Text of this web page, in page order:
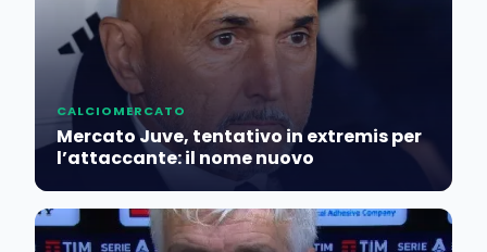
CALCIOMERCATO
Mercato Juve, tentativo in extremis per
l’attaccante: il nome nuovo